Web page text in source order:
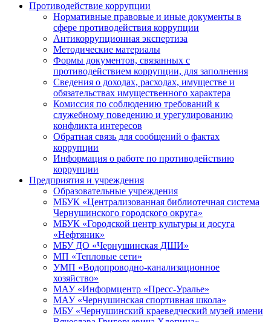
Противодействие коррупции
Нормативные правовые и иные документы в
сфере противодействия коррупции
Антикоррупционная экспертиза
Методические материалы
Формы документов, связанных с
противодействием коррупции, для заполнения
Сведения о доходах, расходах, имуществе и
обязательствах имущественного характера
Комиссия по соблюдению требований к
служебному поведению и урегулированию
конфликта интересов
Обратная связь для сообщений о фактах
коррупции
Информация о работе по противодействию
коррупции
Предприятия и учреждения
Образовательные учреждения
МБУК «Централизованная библиотечная система
Чернушинского городского округа»
МБУК «Городской центр культуры и досуга
«Нефтяник»
МБУ ДО «Чернушинская ДШИ»
МП «Тепловые сети»
УМП «Водопроводно-канализационное
хозяйство»
МАУ «Информцентр «Пресс-Уралье»
МАУ «Чернушинская спортивная школа»
МБУ «Чернушинский краеведческий музей имени